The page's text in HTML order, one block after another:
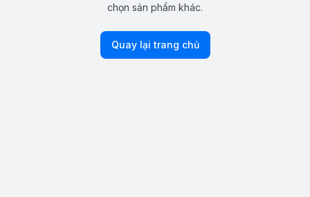
chọn sản phẩm khác.
Quay lại trang chủ